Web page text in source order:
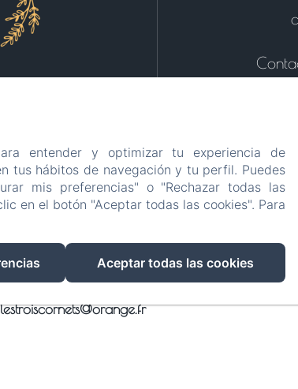
lestroiscornets@orange.fr
PT
entender y optimizar tu experiencia de
tus hábitos de navegación y tu perfil. Puedes
mis preferencias" o "Rechazar todas las
en el botón "Aceptar todas las cookies". Para
Aceptar todas las cookies